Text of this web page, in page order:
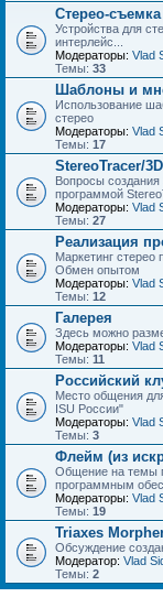
Стерео-
Устройства для
интерлейс...
Модераторы: Vlad
Темы: 33
Шаблоны и
Использование
стерео
Модераторы: Vlad
Темы: 17
StereoTracer/
Вопросы
программой
Модераторы: Vlad
Темы: 27
Реализация
Маркетинг стерео
Обмен опытом
Модераторы: Vlad
Темы: 12
Галерея
Здесь можно
Модераторы: Vlad
Темы: 11
Российский
Место общения
ISU России"
Модераторы: Vlad
Темы: 3
Флейм (из
Общение на темы
программным
Модераторы: Vlad
Темы: 19
Triaxes
Обсуждение
Модератор: Vlad
Темы: 2